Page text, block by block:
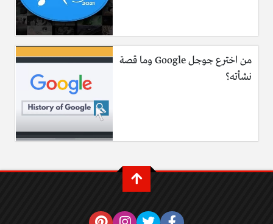
من اخترع جوجل Google وما قصة
نشأته؟